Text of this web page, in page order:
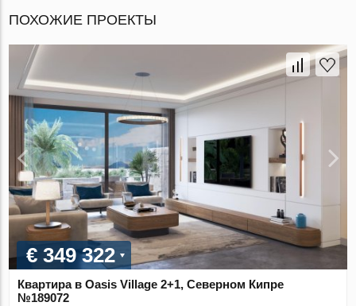
ПОХОЖИЕ ПРОЕКТЫ
€ 349 322
Квартира в Oasis Village 2+1, Северном Кипре
№189072